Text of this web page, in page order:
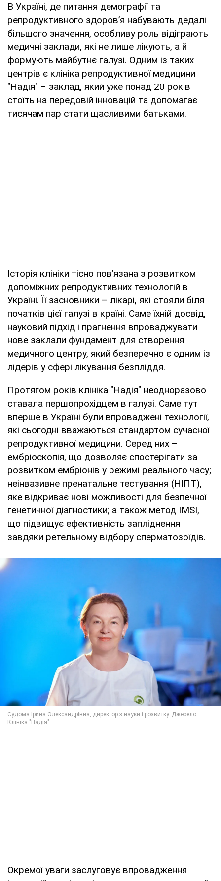
В Україні, де питання демографії та
репродуктивного здоров’я набувають дедалі
більшого значення, особливу роль відіграють
медичні заклади, які не лише лікують, а й
формують майбутнє галузі. Одним із таких
центрів є клініка репродуктивної медицини
"Надія" – заклад, який уже понад 20 років
стоїть на передовій інновацій та допомагає
тисячам пар стати щасливими батьками.
Історія клініки тісно пов’язана з розвитком
допоміжних репродуктивних технологій в
Україні. Її засновники – лікарі, які стояли біля
початків цієї галузі в країні. Саме їхній досвід,
науковий підхід і прагнення впроваджувати
нове заклали фундамент для створення
медичного центру, який безперечно є одним із
лідерів у сфері лікування безпліддя.
Протягом років клініка "Надія" неодноразово
ставала першопрохідцем в галузі. Саме тут
вперше в Україні були впроваджені технології,
які сьогодні вважаються стандартом сучасної
репродуктивної медицини. Серед них –
ембріоскопія, що дозволяє спостерігати за
розвитком ембріонів у режимі реального часу;
неінвазивне пренатальне тестування (НІПТ),
яке відкриває нові можливості для безпечної
генетичної діагностики; а також метод IMSI,
що підвищує ефективність запліднення
завдяки ретельному відбору сперматозоїдів.
Окремої уваги заслуговує впровадження